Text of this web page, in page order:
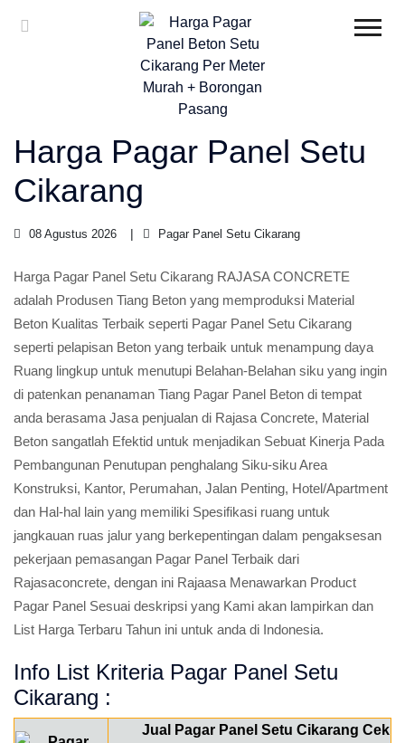
Harga Pagar Panel Setu
Cikarang
08 Agustus 2026 Pagar Panel Setu Cikarang
Harga Pagar Panel Setu Cikarang RAJASA CONCRETE
adalah Produsen Tiang Beton yang memproduksi Material
Beton Kualitas Terbaik seperti Pagar Panel Setu Cikarang
seperti pelapisan Beton yang terbaik untuk menampung daya
Ruang lingkup untuk menutupi Belahan-Belahan siku yang ingin
di patenkan penanaman Tiang Pagar Panel Beton di tempat
anda berasama Jasa penjualan di Rajasa Concrete, Material
Beton sangatlah Efektid untuk menjadikan Sebuat Kinerja Pada
Pembangunan Penutupan penghalang Siku-siku Area
Konstruksi, Kantor, Perumahan, Jalan Penting, Hotel/Apartment
dan Hal-hal lain yang memiliki Spesifikasi ruang untuk
jangkauan ruas jalur yang berkepentingan dalam pengaksesan
pekerjaan pemasangan Pagar Panel Terbaik dari
Rajasaconcrete, dengan ini Rajaasa Menawarkan Product
Pagar Panel Sesuai deskripsi yang Kami akan lampirkan dan
List Harga Terbaru Tahun ini untuk anda di Indonesia.
Info List Kriteria Pagar Panel Setu
Cikarang :
Jual Pagar Panel Setu Cikarang Cek